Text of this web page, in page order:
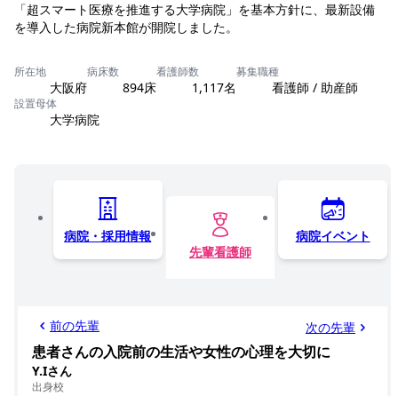
「超スマート医療を推進する大学病院」を基本方針に、最新設備
所在地
大阪府
病床数
894床
看護師数
1,117名
募集職種
看護師 / 助産師
設置母体
大学病院
病院・採用情報
先輩看護師
病院イベント
前の先輩 次の先輩
患者さんの入院前の生活や女性の心理を大切に
Y.Iさん
出身校